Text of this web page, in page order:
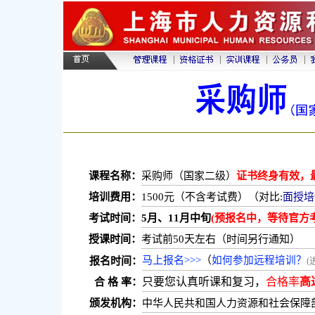
课程名称： 采购师（国家二级） 证书终身有效，
培训费用： 1500元（不含考试费）（对比:面授
考试时间： 5月、11月中旬(预报名中，等待官方
授课时间： 考试前50天左右（时间另行通知）
报名时间： 马上报名>>> （如何参加远程培训？ (
合 格 率： 只要您认真听课和复习， 合格率高
颁发机构： 中华人民共和国人力资源和社会保